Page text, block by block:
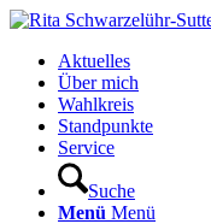
Aktuelles
Über mich
Wahlkreis
Standpunkte
Service
Suche
Menü Menü